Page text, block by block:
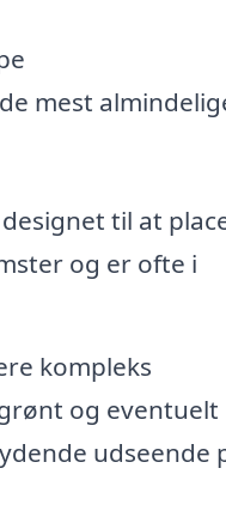
mest
til at
og er ofte i
kompleks
og eventuelt
udseende